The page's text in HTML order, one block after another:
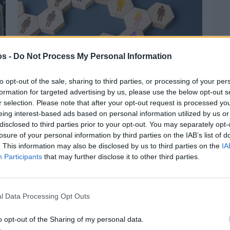
- Do Not Process My Personal Information
opt-out of the sale, sharing to third parties, or processing of your
for targeted advertising by us, please use the below opt-out
selection. Please note that after your opt-out request is processed
interest-based ads based on personal information utilized by us
to third parties prior to your opt-out. You may separately
of your personal information by third parties on the IAB’s list of
This information may also be disclosed by us to third parties on the
Participants that may further disclose it to other third parties.
Data Processing Opt Outs
opt-out of the Sharing of my personal data.
Πριν 3 ημέρες
Αδειάζουν τα νησιά – Το δημογραφικό στο
«κόκκινο»